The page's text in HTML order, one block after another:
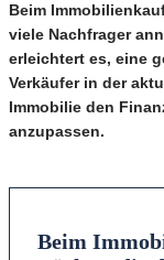
Beim
viele Nachfrager
erleichtert es, eine
Verkäufer in der
Immobilie den
anzupassen.
Beim